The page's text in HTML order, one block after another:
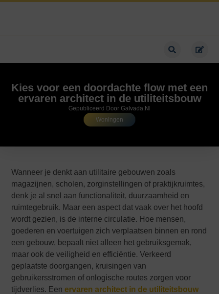
Kies voor een doordachte flow met een
ervaren architect in de utiliteitsbouw
Woningen
Gepubliceerd Door Galvada.nl
Wanneer je denkt aan utilitaire gebouwen zoals
magazijnen, scholen, zorginstellingen of praktijkruimtes,
denk je al snel aan functionaliteit, duurzaamheid en
ruimtegebruik. Maar een aspect dat vaak over het hoofd
wordt gezien, is de interne circulatie. Hoe mensen,
goederen en voertuigen zich verplaatsen binnen en rond
een gebouw, bepaalt niet alleen het gebruiksgemak,
maar ook de veiligheid en efficiëntie. Verkeerd
geplaatste doorgangen, kruisingen van
gebruikersstromen of onlogische routes zorgen voor
tijdverlies. Eenervaren architect in de utiliteitsbouw